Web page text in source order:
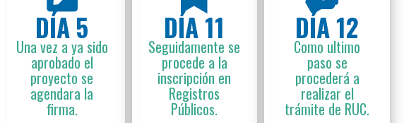
DÍA 5
Una vez a ya sido
aprobado el
proyecto se
agendara la
firma.
DÍA 11
Seguidamente se
procede a la
inscripción en
Registros
Públicos.
DÍA 12
Como ultimo
paso se
procederá a
realizar el
trámite de RUC.